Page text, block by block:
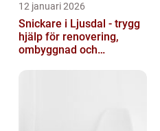
12 januari 2026
Snickare i Ljusdal - trygg
hjälp för renovering,
ombyggnad och